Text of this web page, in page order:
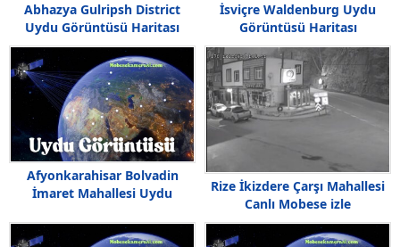
Abhazya Gulripsh District
Uydu Görüntüsü Haritası
İsviçre Waldenburg Uydu
Görüntüsü Haritası
Afyonkarahisar Bolvadin
İmaret Mahallesi Uydu
Rize İkizdere Çarşı Mahallesi
Canlı Mobese izle